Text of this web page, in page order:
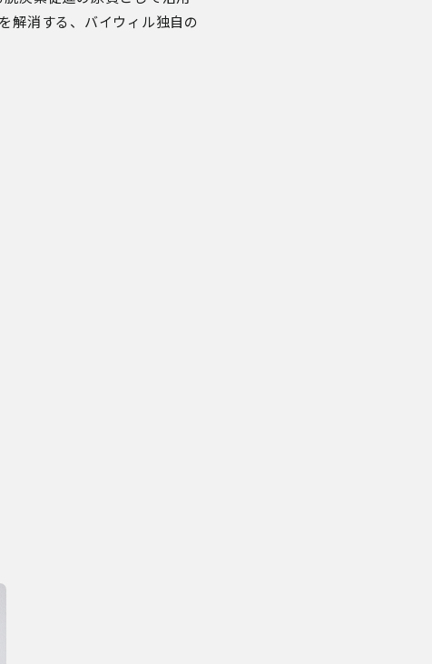
を解消する、バイウィル独自の